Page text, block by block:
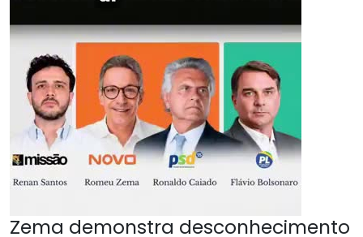
Zema demonstra desconhecimento